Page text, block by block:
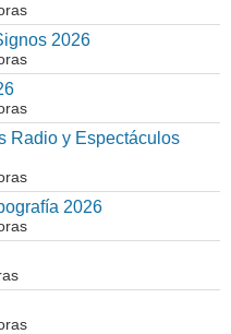
2026
Radio y Espectáculos
2026